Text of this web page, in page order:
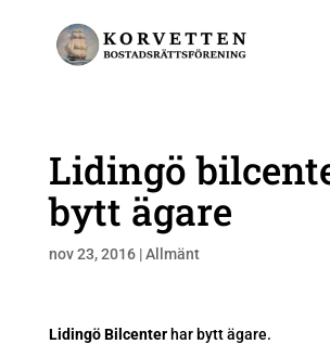
Lidingö
bytt ägare
nov 23, 2016|Allmänt
Lidingö Bilcenterhar bytt ägare.